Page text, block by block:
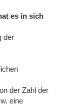
es in sich
der
der Zahl der
eine